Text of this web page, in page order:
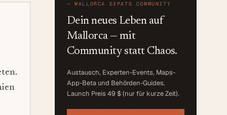
—MALLORCA EXPATS COMMUNITY
Dein neues Leben auf
Mallorca — mit
Community statt Chaos.
Austausch, Experten-Events, Maps-
App-Beta und Behörden-Guides.
Launch Preis 49 $ (nur für kurze Zeit).